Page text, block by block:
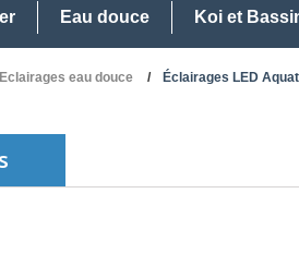
Eau douce Koi et
Eclairages eau douce Éclairages LED